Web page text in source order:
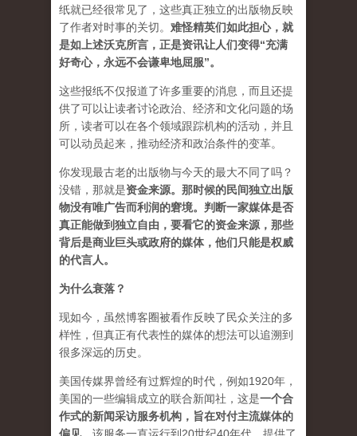
纸就已经很常见了，这些真正独立的出版物反映
了作者对时事的关切。 难怪精英们如此担心，就
是如上述沃克所言，正是资讯让人们变得“充满
好奇心，永远不会谦卑地屈服”。
这些报纸不仅报道了许多重要的消息，而且还提
供了可以让读者讨论政治、经济和文化问题的场
所，读者可以在各个领域跟踪机构的活动，并且
可以动员起来，推动经济和政治条件的变革。
你发现最古老的出版物与今天的最大不同了吗？
没错，那就是资金来源。 那时候的民间独立出版
物没有唯广告而利润的窘境。判断一家媒体是否
真正能做到独立自由，要看它的资金来源，那些
背后是商业巨头或政府的媒体，他们只能是权威
的代言人。
为什么衰落？
现如今，虽然博客圈被看作反映了民众关注的多
样性，但真正有代表性的媒体的想法可以追溯到
很多深远的历史。
美国传媒界曾经有过辉煌的时代，例如1920年，
美国的一些编辑成立的联合新闻社，这是一个合
作式的新闻采访服务机构，旨在对付主流媒体的